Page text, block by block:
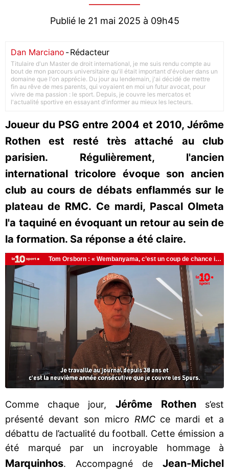
Publié le 21 mai 2025 à 09h45
Dan Marciano -Rédacteur
Titulaire d'un Master de droit international, je me suis rendu compte au
bout de mon parcours universitaire qu'il était important d'évoluer dans un
domaine que l'on apprécie. Du jour au lendemain, j'ai décidé de mettre
fin au rêve de mes parents, qui voyaient en moi un futur avocat, pour
vivre de ma passion : le sport. Depuis, je couvre les mercatos et
l'actualité sportive en essayant d'informer au mieux les lecteurs.
Joueur du PSG entre 2004 et 2010, Jérôme
Rothen est resté très attaché au club
parisien. Régulièrement, l'ancien
international tricolore évoque son ancien
club au cours de débats enflammés sur le
plateau de RMC. Ce mardi, Pascal Olmeta
l'a taquiné en évoquant un retour au sein de
la formation. Sa réponse a été claire.
Comme chaque jour, Jérôme Rothens’est
présenté devant son micro RMCce mardi et a
débattu de l’actualité du football. Cette émission a
été marqué par un incroyable hommage à
Marquinhos. Accompagné de Jean-Michel